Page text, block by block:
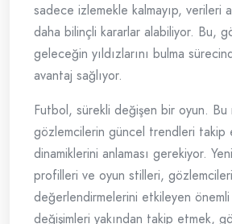
sadece izlemekle kalmayıp, verileri
daha bilinçli kararlar alabiliyor. Bu,
geleceğin yıldızlarını bulma
avantaj sağlıyor.
Futbol, sürekli değişen bir oyun. Bu
gözlemcilerin güncel trendleri takip
dinamiklerini anlaması gerekiyor.
profilleri ve oyun stilleri,
değerlendirmelerini etkileyen
değişimleri yakından takip etmek,